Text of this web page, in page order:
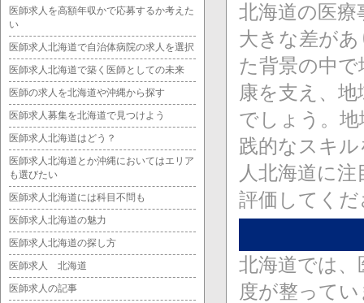
北海道の医療
大きな差が
た背景の中
康を支え、
でしょう。
践的なスキ
人北海道に
評価してく
北海道では
度が整って
医師求人を高額年収かで応募するか考えた
い
医師求人北海道で自治体病院の求人を選択
医師求人北海道で築く医師としての未来
医師の求人を北海道や沖縄から探す
医師求人募集を北海道で見つけよう
医師求人北海道はどう？
医師求人北海道とか沖縄においてはエリア
も選びたい
医師求人北海道には科目不問も
医師求人北海道の魅力
医師求人北海道の探し方
医師求人 北海道
医師求人の記事